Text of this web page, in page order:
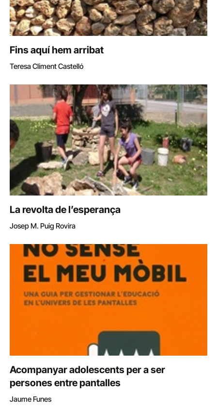
Fins aquí hem arribat
Teresa Climent Castelló
La revolta de l’esperança
Josep M. Puig Rovira
Acompanyar adolescents per a ser
persones entre pantalles
Jaume Funes